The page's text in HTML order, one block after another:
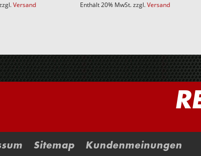
Versand Enthält 20% MwSt.zzgl.Versand
Sitemap Kundenmeinungen